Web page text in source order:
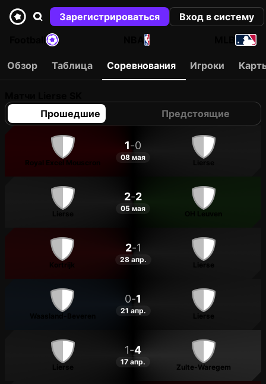
Зарегистрироваться
Вход в систему
NBA
Обзор Таблица Соревнования Игроки
Прошедшие
Предстоящие
Royal Excel Mouscron
1-0
08 мая
2-2
05 мая
OH Leuven
Kortrijk
2-1
28 апр.
0-1
21 апр.
1-4
17 апр.
Zulte-Waregem